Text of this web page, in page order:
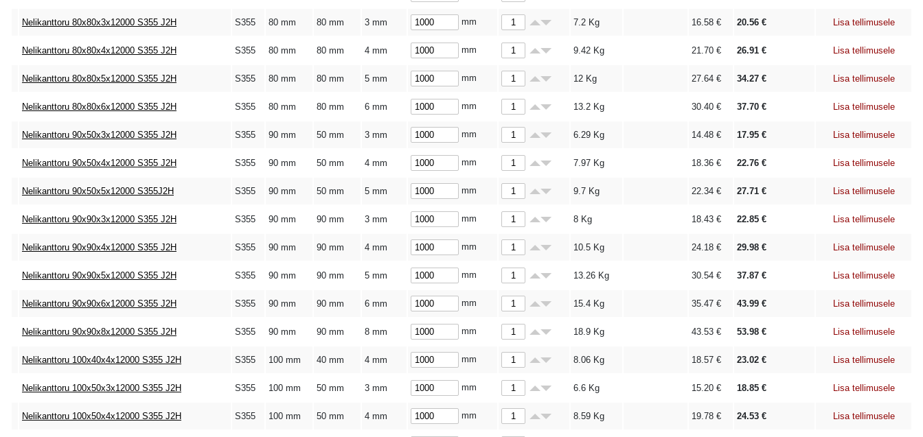
Nelikanttoru 80x80x3x12000 S355 J2H S355 80 mm 80 mm 3 mm mm 7.2 Kg 16.58 € 20.56 € Lisa tellimusele
Nelikanttoru 80x80x4x12000 S355 J2H S355 80 mm 80 mm 4 mm mm 9.42 Kg 21.70 € 26.91 € Lisa tellimusele
Nelikanttoru 80x80x5x12000 S355 J2H S355 80 mm 80 mm 5 mm mm 12 Kg 27.64 € 34.27 € Lisa tellimusele
Nelikanttoru 80x80x6x12000 S355 J2H S355 80 mm 80 mm 6 mm mm 13.2 Kg 30.40 € 37.70 € Lisa tellimusele
Nelikanttoru 90x50x3x12000 S355 J2H S355 90 mm 50 mm 3 mm mm 6.29 Kg 14.48 € 17.95 € Lisa tellimusele
Nelikanttoru 90x50x4x12000 S355 J2H S355 90 mm 50 mm 4 mm mm 7.97 Kg 18.36 € 22.76 € Lisa tellimusele
Nelikanttoru 90x50x5x12000 S355J2H S355 90 mm 50 mm 5 mm mm 9.7 Kg 22.34 € 27.71 € Lisa tellimusele
Nelikanttoru 90x90x3x12000 S355 J2H S355 90 mm 90 mm 3 mm mm 8 Kg 18.43 € 22.85 € Lisa tellimusele
Nelikanttoru 90x90x4x12000 S355 J2H S355 90 mm 90 mm 4 mm mm 10.5 Kg 24.18 € 29.98 € Lisa tellimusele
Nelikanttoru 90x90x5x12000 S355 J2H S355 90 mm 90 mm 5 mm mm 13.26 Kg 30.54 € 37.87 € Lisa tellimusele
Nelikanttoru 90x90x6x12000 S355 J2H S355 90 mm 90 mm 6 mm mm 15.4 Kg 35.47 € 43.99 € Lisa tellimusele
Nelikanttoru 90x90x8x12000 S355 J2H S355 90 mm 90 mm 8 mm mm 18.9 Kg 43.53 € 53.98 € Lisa tellimusele
Nelikanttoru 100x40x4x12000 S355 J2H S355 100 mm 40 mm 4 mm mm 8.06 Kg 18.57 € 23.02 € Lisa tellimusele
Nelikanttoru 100x50x3x12000 S355 J2H S355 100 mm 50 mm 3 mm mm 6.6 Kg 15.20 € 18.85 € Lisa tellimusele
Nelikanttoru 100x50x4x12000 S355 J2H S355 100 mm 50 mm 4 mm mm 8.59 Kg 19.78 € 24.53 € Lisa tellimusele